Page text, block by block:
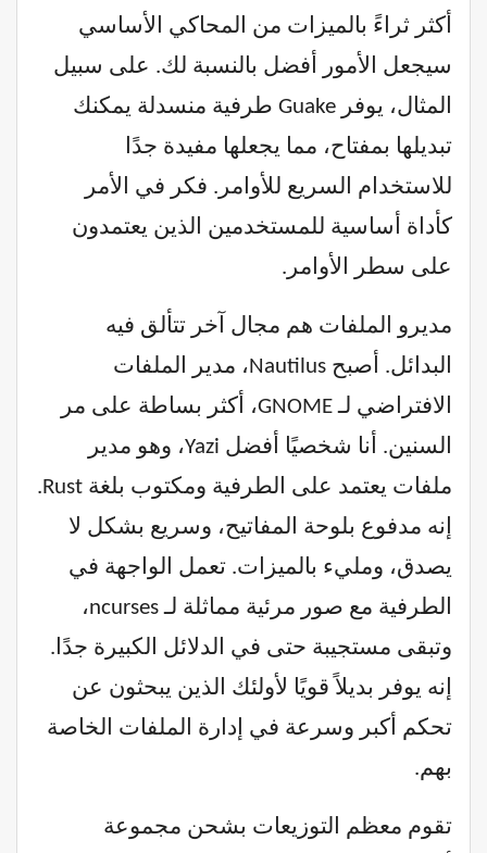
أكثر ثراءً بالميزات من المحاكي الأساسي
سيجعل الأمور أفضل بالنسبة لك. على سبيل
المثال، يوفر Guake طرفية منسدلة يمكنك
تبديلها بمفتاح، مما يجعلها مفيدة جدًا
للاستخدام السريع للأوامر. فكر في الأمر
كأداة أساسية للمستخدمين الذين يعتمدون
على سطر الأوامر.
مديرو الملفات هم مجال آخر تتألق فيه
البدائل. أصبح Nautilus، مدير الملفات
الافتراضي لـ GNOME، أكثر بساطة على مر
السنين. أنا شخصيًا أفضل Yazi، وهو مدير
ملفات يعتمد على الطرفية ومكتوب بلغة Rust.
إنه مدفوع بلوحة المفاتيح، وسريع بشكل لا
يصدق، ومليء بالميزات. تعمل الواجهة في
الطرفية مع صور مرئية مماثلة لـ ncurses،
وتبقى مستجيبة حتى في الدلائل الكبيرة جدًا.
إنه يوفر بديلاً قويًا لأولئك الذين يبحثون عن
تحكم أكبر وسرعة في إدارة الملفات الخاصة
بهم.
تقوم معظم التوزيعات بشحن مجموعة